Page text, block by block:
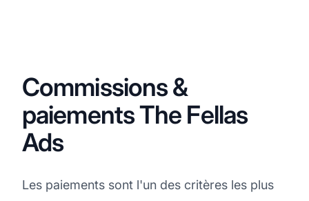
Commissions &
paiements The Fellas
Ads
Les paiements sont l'un des critères les plus